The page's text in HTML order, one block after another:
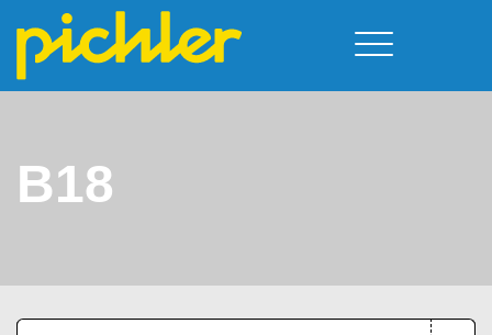
A - Scheine + Code 111
B - Scheine
Kursorte
Neufelden
Service
Kontakt
B18